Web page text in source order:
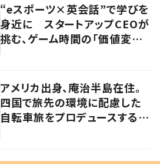
“eスポーツ×英会話”で学びを
身近に スタートアップCEOが
挑む、ゲーム時間の「価値変容」
アメリカ出身、庵治半島在住。
四国で旅先の環境に配慮した
自転車旅をプロデュースする